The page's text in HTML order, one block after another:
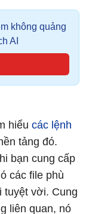
không quảng
AI
hiểu các lệnh
tảng đó.
bạn cung cấp
các file phù
tuyệt vời. Cung
liên quan, nó